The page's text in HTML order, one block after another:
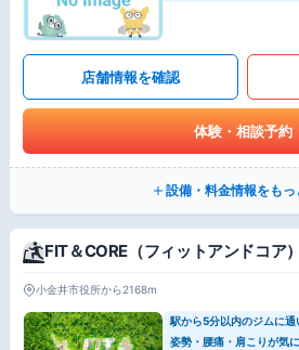
店舗情報を確認
体験・相談予約
設備・料金情報をもっ
FIT＆CORE（フィットアンドコア
小金井市役所から2168m
駅から5分以内のジムに通
姿勢・腰痛・肩こりが気